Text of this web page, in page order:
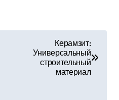
Керамзит:
Универсальный
строительный
материал